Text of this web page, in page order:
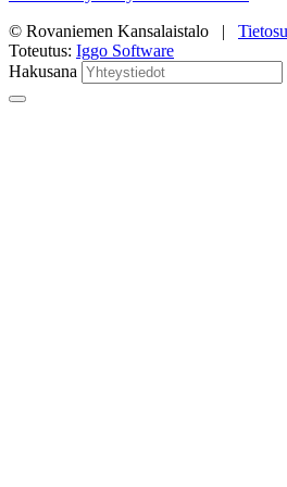
© Rovaniemen Kansalaistalo |
Toteutus: Iggo Software
Hakusana